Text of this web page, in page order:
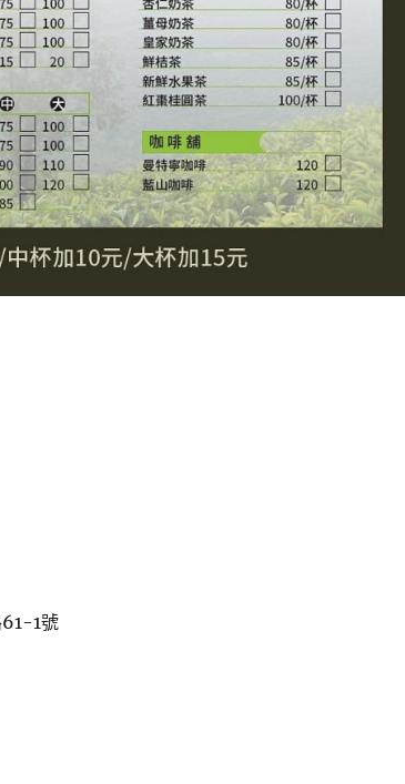
61-1號